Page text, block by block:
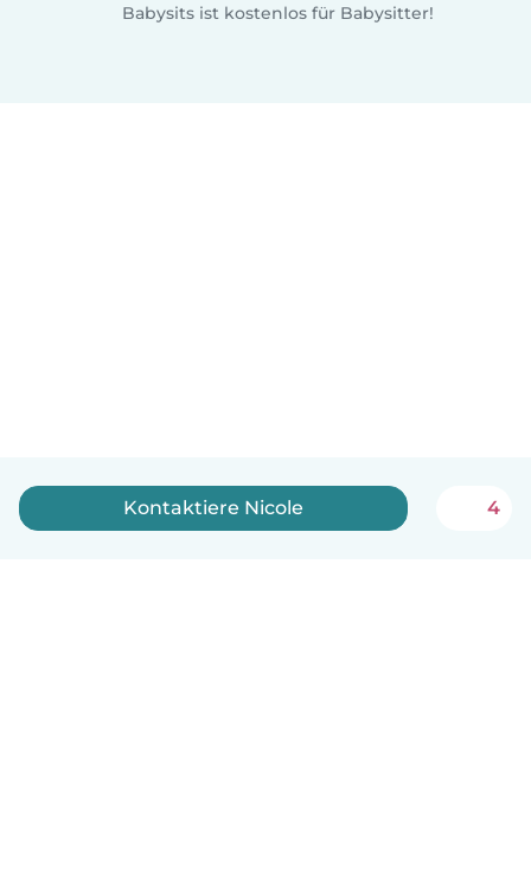
Babysits ist kostenlos für Babysitter!
Kontaktiere Nicole 4